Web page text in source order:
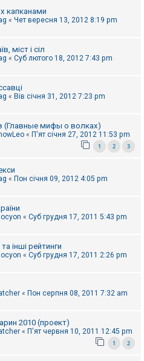
капканами
« Чет вересня 13, 2012 8:19 pm
міст і сіл
« Суб лютого 18, 2012 7:43 pm
« Вів січня 31, 2012 7:23 pm
(Главные мифы о волках)
« П'ят січня 27, 2012 11:53 pm
1 2 3
« Пон січня 09, 2012 4:05 pm
« Суб грудня 17, 2011 5:43 pm
інші рейтинги
« Суб грудня 17, 2011 2:26 pm
« Пон серпня 08, 2011 7:32 am
2010 (проект)
« П'ят червня 10, 2011 12:45 pm
1 2